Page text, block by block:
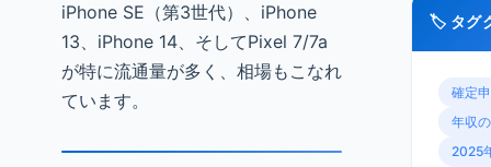
iPhone SE（第3世代）、iPhone
13、iPhone 14、そしてPixel 7/7a
が特に流通量が多く、相場もこなれ
ています。
🏷️ タグ
確定
年収
2025